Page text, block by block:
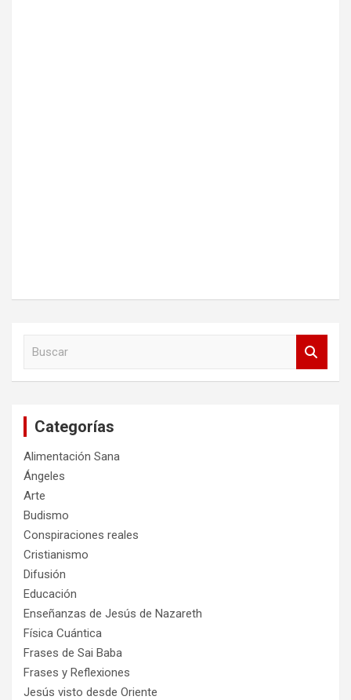
Categorías
Alimentación Sana
Ángeles
Arte
Budismo
Conspiraciones reales
Cristianismo
Difusión
Educación
Enseñanzas de Jesús de Nazareth
Física Cuántica
Frases de Sai Baba
Frases y Reflexiones
Jesús visto desde Oriente